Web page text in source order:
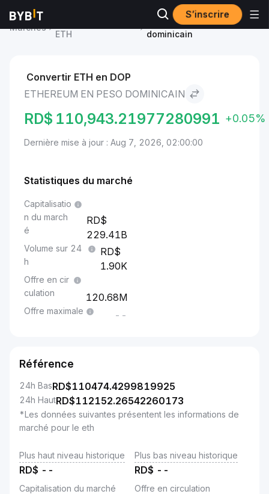
S’inscrire
Marchés
ETH
Ethereum to Peso
dominicain
Convertir ETH en DOP
ETHEREUM EN PESO DOMINICAIN
RD$ 110,943.21977280991 +0.05%
Dernière mise à jour : Aug 7, 2026, 02:00:00
Statistiques du marché
Capitalisatio
n du march
é
229.41B
Volume sur 24
h
1.90K
Offre en cir
culation
120.68M
Offre maximale --
Référence
24h BasRD$110474.4299819925
24h HautRD$112152.26542260173
*Les données suivantes présentent les informations de
marché pour le eth
Plus haut niveau historique
RD$ --
Plus bas niveau historique
RD$ --
Capitalisation du marché Offre en circulation